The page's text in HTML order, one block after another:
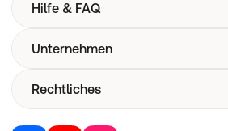
Hilfe & FAQ
FAQ
Versand
Unternehmen
Über uns
Corporate Website
Rechtliches